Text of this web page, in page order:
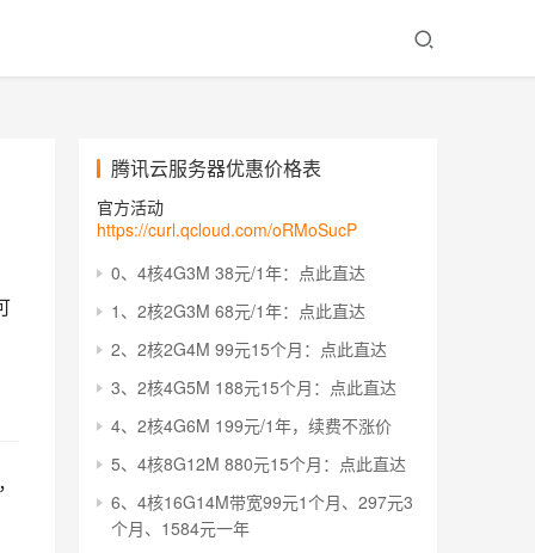
腾讯云服务器优惠价格表
官方活动
https://curl.qcloud.com/oRMoSucP
0、4核4G3M 38元/1年：点此直达
1、2核2G3M 68元/1年：点此直达
2、2核2G4M 99元15个月：点此直达
3、2核4G5M 188元15个月：点此直达
4、2核4G6M 199元/1年，续费不涨价
5、4核8G12M 880元15个月：点此直达
6、4核16G14M带宽99元1个月、297元3
个月、1584元一年